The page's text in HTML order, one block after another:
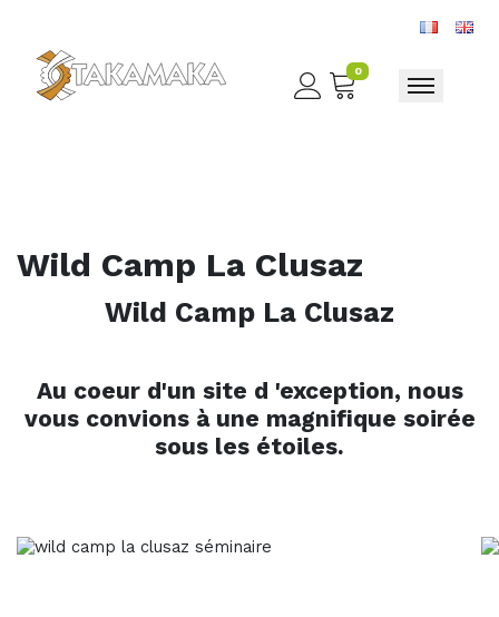
0
Toggle
Wild Camp La Clusaz
Wild Camp La Clusaz
Au coeur d'un site d 'exception, nous
vous convions à une magnifique soirée
sous les étoiles.